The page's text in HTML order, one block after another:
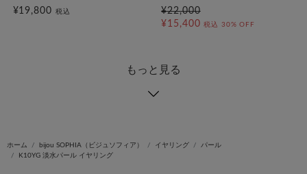
¥19,800税込
¥22,000
¥15,400 税込 30% OFF
もっと見る
ホーム bijou SOPHIA（ビジュソフィア） イヤリング
パール
K10YG 淡水パール イヤリング